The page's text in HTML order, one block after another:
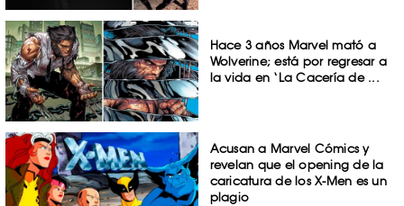
Hace 3 años Marvel mató a
Wolverine; está por regresar a
la vida en ‘La Cacería de ...
Acusan a Marvel Cómics y
revelan que el opening de la
caricatura de los X-Men es un
plagio